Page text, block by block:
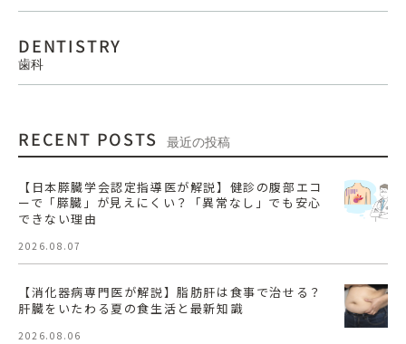
DENTISTRY
歯科
RECENT POSTS 最近の投稿
【日本膵臓学会認定指導医が解説】健診の腹部エコ
ーで「膵臓」が見えにくい？「異常なし」でも安心
できない理由
2026.08.07
【消化器病専門医が解説】脂肪肝は食事で治せる？
肝臓をいたわる夏の食生活と最新知識
2026.08.06